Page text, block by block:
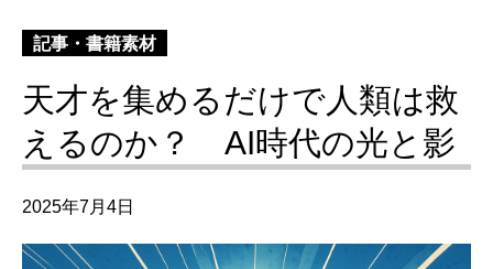
記事・書籍素材
天才を集めるだけで人類は救
えるのか？ AI時代の光と影
2025年7月4日